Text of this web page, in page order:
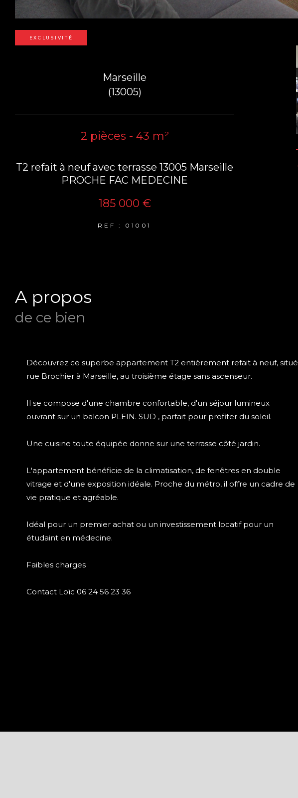
EXCLUSIVITÉ
Marseille
(13005)
2 pièces - 43 m²
T2 refait à neuf avec terrasse 13005 Marseille
PROCHE FAC MEDECINE
185 000 €
REF : 01001
a propos
de ce bien
Découvrez ce superbe appartement T2 entièrement refait à neuf, situé
rue Brochier à Marseille, au troisième étage sans ascenseur.
Il se compose d'une chambre confortable, d'un séjour lumineux
ouvrant sur un balcon PLEIN. SUD , parfait pour profiter du soleil.
Une cuisine toute équipée donne sur une terrasse côté jardin.
L'appartement bénéficie de la climatisation, de fenêtres en double
vitrage et d'une exposition idéale. Proche du métro, il offre un cadre de
vie pratique et agréable.
Idéal pour un premier achat ou un investissement locatif pour un
étudaint en médecine.
Faibles charges
Contact Loïc 06 24 56 23 36